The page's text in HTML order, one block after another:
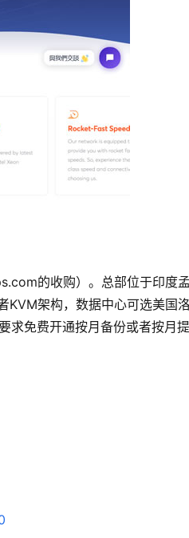
的收购）。总部位于印度孟
KVM架构，数据中心可选美国
求免费开通按月备份或者按月